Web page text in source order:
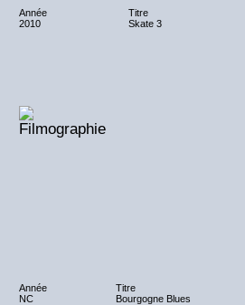
Année Titre
2010
Skate 3
Année Titre
NC
Bourgogne Blues